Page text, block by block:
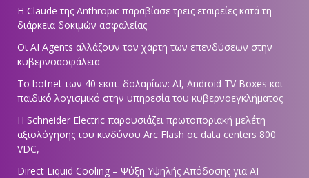
Η Claude της Anthropic παραβίασε τρεις εταιρείες κατά τη
διάρκεια δοκιμών ασφαλείας
Οι AI Agents αλλάζουν τον χάρτη των επενδύσεων στην
κυβερνοασφάλεια
Το botnet των 40 εκατ. δολαρίων: AI, Android TV Boxes και
παιδικό λογισμικό στην υπηρεσία του κυβερνοεγκλήματος
Η Schneider Electric παρουσιάζει πρωτοποριακή μελέτη
αξιολόγησης του κινδύνου Arc Flash σε data centers 800
VDC,
Direct Liquid Cooling – Ψύξη Υψηλής Απόδοσης για AI